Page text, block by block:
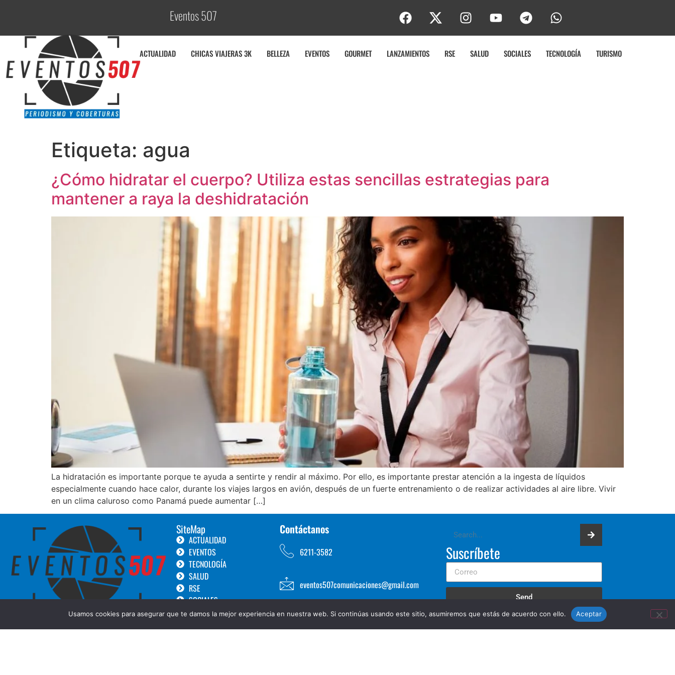
Eventos 507C
ACTUALIDAD CHICAS VIAJERAS 3K BELLEZA EVENTOS GOURMET LANZAMIENTOS RSE SALUD SOCIALES TECNOLOGÍA TURISMO
Etiqueta: agua
¿Cómo hidratar el cuerpo? Utiliza estas sencillas estrategias para
mantener a raya la deshidratación
La hidratación es importante porque te ayuda a sentirte y rendir al máximo. Por ello, es importante prestar atención a la ingesta de líquidos
especialmente cuando hace calor, durante los viajes largos en avión, después de un fuerte entrenamiento o de realizar actividades al aire libre. Vivir
en un clima caluroso como Panamá puede aumentar […]
SiteMap
ACTUALIDAD
EVENTOS
TECNOLOGÍA
SALUD
RSE
SOCIALES
TURISMO
Contáctanos
6211-3582
eventos507comunicaciones@gmail.com
Suscríbete
Send
Usamos cookies para asegurar que te damos la mejor experiencia en nuestra web. Si continúas usando este sitio, asumiremos que estás de acuerdo con ello. Aceptar